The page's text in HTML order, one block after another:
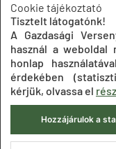
Impresszum
Cookie tájékoztató
Tisztelt látogatónk!
A Gazdasági
használ a weboldal
honlap
érdekében
kérjük, olvassa el
Hozzájárulok a